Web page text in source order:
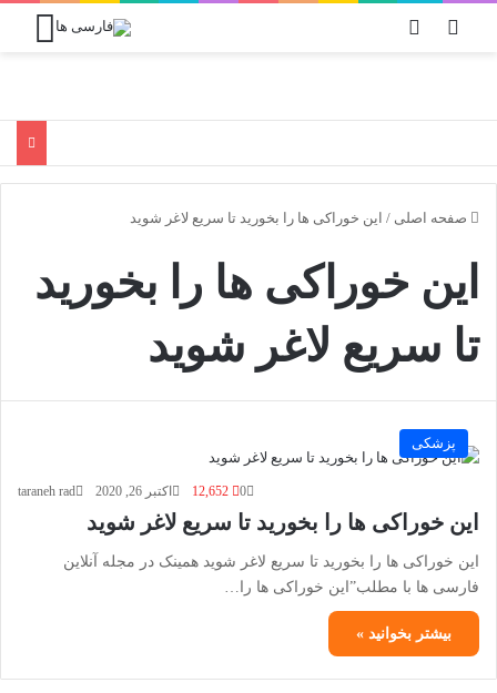
جستجو برای
صفحه اصلی / این خوراکی ها را بخورید تا سریع لاغر شوید
این خوراکی ها را بخورید
تا سریع لاغر شوید
پزشکی
taraneh rad اکتبر 26, 2020 0
این خوراکی ها را بخورید تا سریع لاغر شوید
این خوراکی ها را بخورید تا سریع لاغر شوید همینک در مجله آنلاین
فارسی ها با مطلب”این خوراکی ها را…
بیشتر بخوانید »